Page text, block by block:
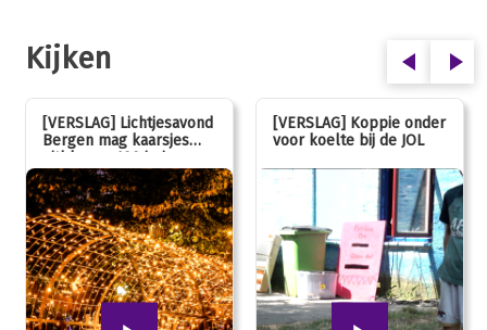
Kijken
[VERSLAG] Lichtjesavond
Bergen mag kaarsjes
uitblazen: 100 jarig
jubileum!
[VERSLAG] Koppie onder
voor koelte bij de JOL